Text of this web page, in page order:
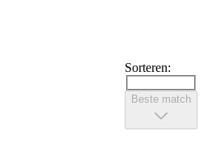
Sorteren:
Beste match